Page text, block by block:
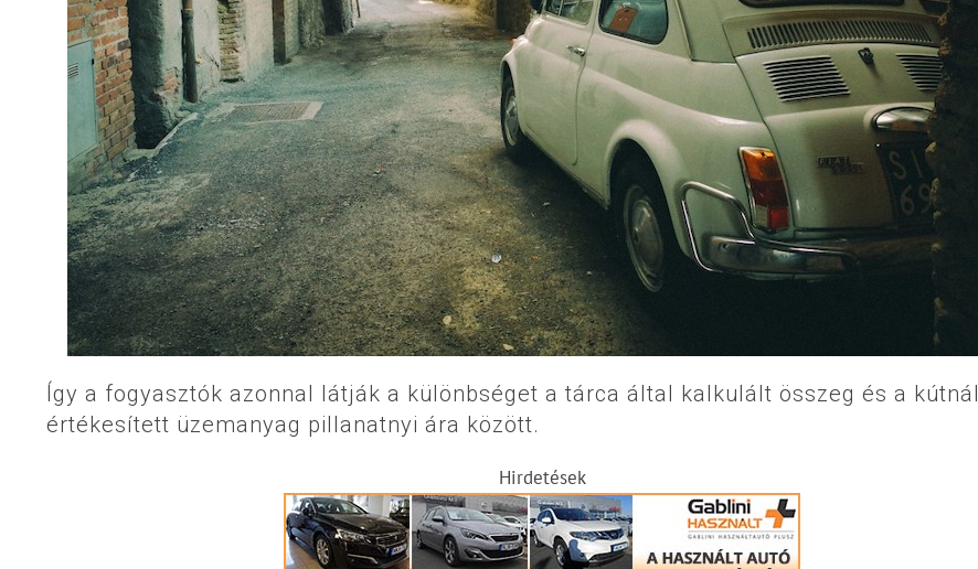
Így a fogyasztók azonnal látják a különbséget a tárca által kalkulált összeg és a kútnál
értékesített üzemanyag pillanatnyi ára között.
Hirdetések